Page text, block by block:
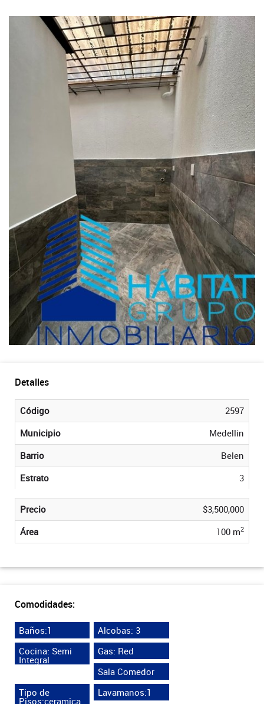
Detalles
Código
2597
Municipio
Medellin
Barrio
Belen
Estrato
3
Precio
$3,500,000
Área
100 m2
Comodidades:
Baños:1
Alcobas: 3
Cocina: Semi
Integral
Gas: Red
Sala Comedor
Tipo de
Pisos:ceramica
Lavamanos:1